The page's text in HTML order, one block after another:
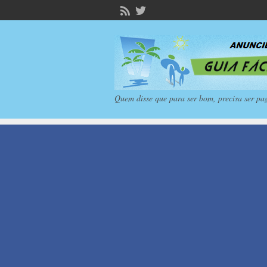
Quem disse que para ser bom, precisa ser